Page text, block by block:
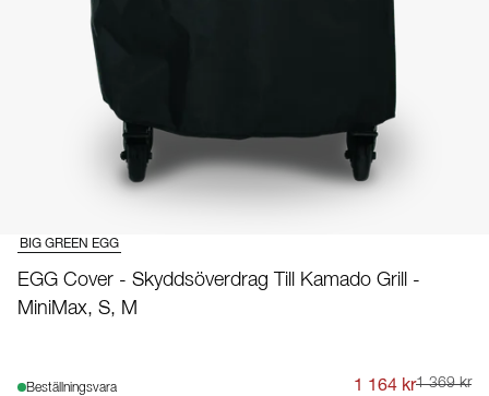
BIG GREEN EGG
EGG Cover - Skyddsöverdrag Till Kamado Grill -
MiniMax, S, M
Beställningsvara
1 164 kr1 369 kr